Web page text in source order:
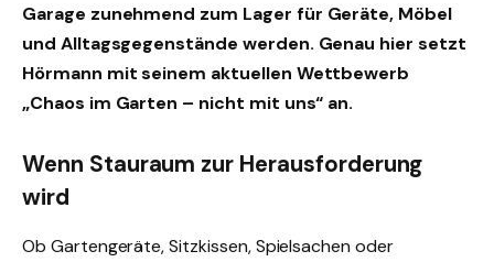
Garage zunehmend zum Lager für Geräte, Möbel
und Alltagsgegenstände werden. Genau hier setzt
Hörmann mit seinem aktuellen Wettbewerb
„Chaos im Garten – nicht mit uns“ an.
Wenn Stauraum zur Herausforderung
wird
Ob Gartengeräte, Sitzkissen, Spielsachen oder